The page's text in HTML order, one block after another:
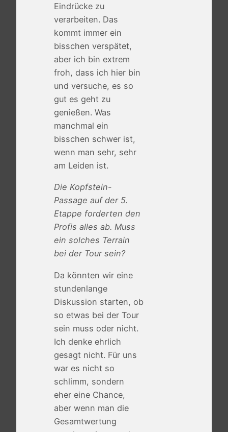
Eindrücke zu
verarbeiten. Das
kommt immer ein
bisschen verspätet,
aber ich bin extrem
froh, dass ich hier bin
und versuche, es so
gut es geht zu
genießen. Was
manchmal ein
bisschen schwer ist,
wenn man sehr, sehr
am Leiden ist.
Die Kopfstein-
Passage auf der 5.
Etappe forderten den
Profis alles ab. Muss
ein solches Terrain
bei der Tour sein?
Da könnten wir eine
stundenlange
Diskussion starten, ob
so etwas bei der Tour
sein muss oder nicht.
Ich denke ehrlich
gesagt nicht. Für uns
war es nicht so
schlimm, sondern
eher eine Chance,
aber wenn man die
Gesamtwertung